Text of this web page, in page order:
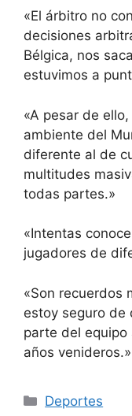
«El árbitro no
decisiones
Bélgica, nos
estuvimos a
«A pesar de
ambiente del
diferente al de
multitudes
todas partes.»
«Intentas
jugadores de
«Son recuerdos
estoy seguro de
parte del equipo
años venideros.»
Categorías
Deportes